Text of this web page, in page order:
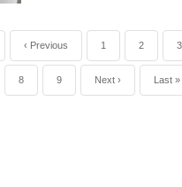
‹ Previous 1 2 3
8 9 Next › Last »